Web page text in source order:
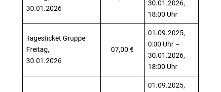
30.01.2026
30.01.2026,
18:00 Uhr
Tagesticket Gruppe
Freitag,
30.01.2026
07,00 €
01.09.2025,
0:00 Uhr –
30.01.2026,
18:00 Uhr
01.09.2025,